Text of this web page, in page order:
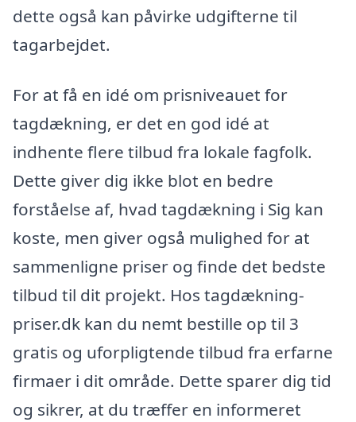
dette også kan påvirke udgifterne til
tagarbejdet.
For at få en idé om prisniveauet for
tagdækning, er det en god idé at
indhente flere tilbud fra lokale fagfolk.
Dette giver dig ikke blot en bedre
forståelse af, hvad tagdækning i Sig kan
koste, men giver også mulighed for at
sammenligne priser og finde det bedste
tilbud til dit projekt. Hos tagdækning-
priser.dk kan du nemt bestille op til 3
gratis og uforpligtende tilbud fra erfarne
firmaer i dit område. Dette sparer dig tid
og sikrer, at du træffer en informeret